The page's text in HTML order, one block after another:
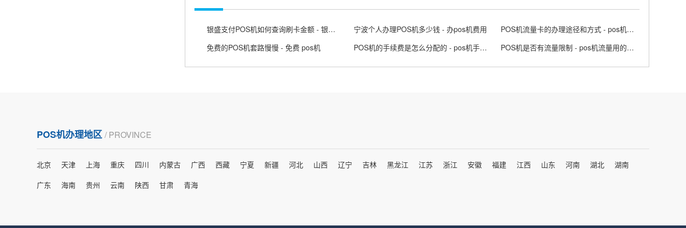
很满意！
银盛支付POS机如何查询刷卡金额 - 银盛pos怎么使用 宁波个人办理POS机多少钱 - 办pos机费用
POS机流量卡的办理途径和方式 - pos机流量卡什么意思
免费的POS机套路慢慢 - 免费 pos机
POS机的手续费是怎么分配的 - pos机手续费计算公式 POS机是否有流量限制 - pos机流量用的多吗
POS机办理地区 / PROVINCE
北京 天津 上海 重庆 四川 内蒙古 广西 西藏 宁夏 新疆 河北 山西 辽宁 吉林 黑龙江 江苏 浙江 安徽 福建 江西 山东 河南 湖北
湖南
广东
海南 贵州 云南 陕西 甘肃 青海